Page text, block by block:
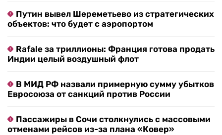
Путин вывел Шереметьево из стратегических
объектов: что будет с аэропортом
Rafale за триллионы: Франция готова продать
Индии целый воздушный флот
В МИД РФ назвали примерную сумму убытков
Евросоюза от санкций против России
Пассажиры в Сочи столкнулись с массовыми
отменами рейсов из-за плана «Ковер»